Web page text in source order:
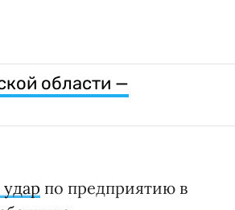
области —
по предприятию в